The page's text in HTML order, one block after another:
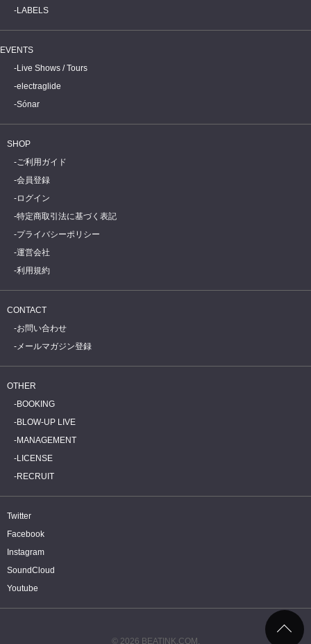
LABELS
EVENTS
Live Shows / Tours
electraglide
Sónar
SHOP
ご利用ガイド
会員登録
ログイン
特定商取引法に基づく表記
プライバシーポリシー
運営会社
利用規約
CONTACT
お問い合わせ
メールマガジン登録
OTHER
BOOKING
BLOW-UP LIVE
MANAGEMENT
LICENSE
RECRUIT
Twitter
Facebook
Instagram
SoundCloud
Youtube
© 2026 BEATINK.COM.